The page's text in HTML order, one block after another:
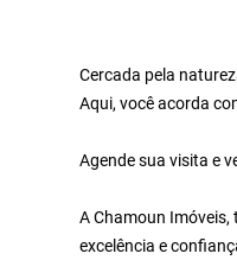
Cercada pela
Aqui, você acorda
Agende sua visita e
A Chamoun
excelência e